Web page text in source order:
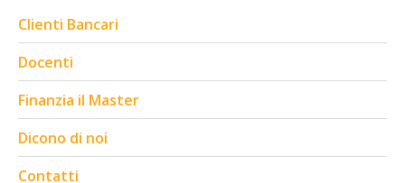
Clienti Bancari
Docenti
Finanzia il Master
Dicono di noi
Contatti